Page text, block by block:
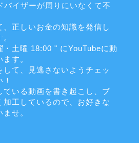
バイザーが周りにいなくて不
、正しいお金の知識を発信し
・土曜 18:00 " にYouTubeに動
す。
して、見逃さないようチェッ
ている動画を書き起こし、ブ
加工しているので、お好きな
せ。